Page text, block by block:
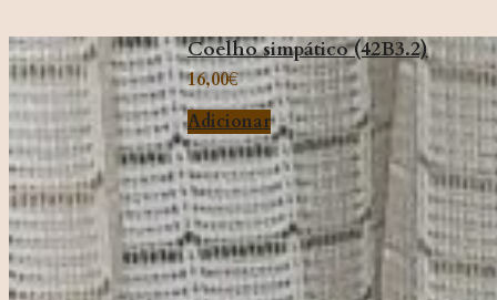
Coelho simpático (42B3.2)
16,00€
Adicionar